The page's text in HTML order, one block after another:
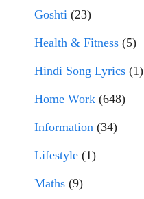
Goshti (23)
Health & Fitness (5)
Hindi Song Lyrics (1)
Home Work (648)
Information (34)
Lifestyle (1)
Maths (9)